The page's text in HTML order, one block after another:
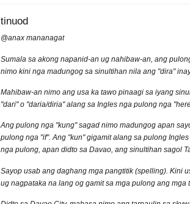
tinuod
@anax mananagat
Sumala sa akong napanid-an ug nahibaw-an, ang
nimo kini nga madungog sa sinultihan nila ang "dira"
Mahibaw-an nimo ang usa ka tawo pinaagi sa iyang
"dari" o "daria/diria" alang sa Ingles nga pulong nga
Ang pulong nga "kung" sagad nimo madungog apan
pulong nga "if". Ang "kun" gigamit alang sa pulong
nga pulong, apan didto sa Davao, ang sinultihan sagol
Sayop usab ang daghang mga pangtitik (spelling). Kini
ug nagpataka na lang og gamit sa mga pulong ang